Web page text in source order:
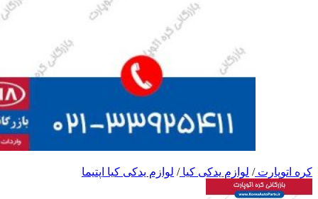
کره اتوپارت/ لوازم یدکی کیا/ لوازم یدکی کیا اپتیما